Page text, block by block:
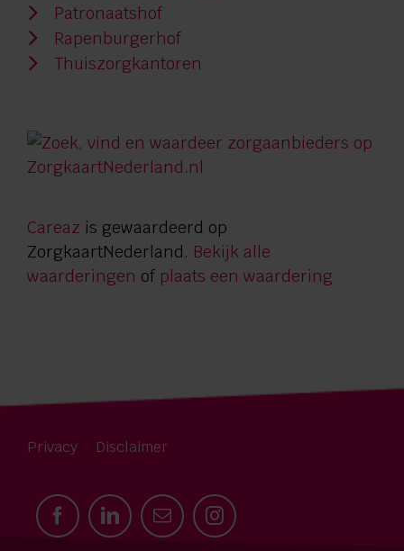
Patronaatshof
Rapenburgerhof
Thuiszorgkantoren
Careaz is gewaardeerd op
ZorgkaartNederland. Bekijk alle
waarderingen of plaats een waardering
Privacy Disclaimer